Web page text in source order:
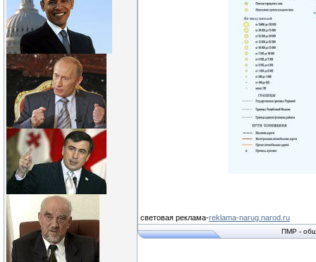
световая реклама-reklama-narug.narod.ru
ПМР -